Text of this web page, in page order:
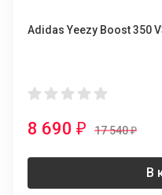
Adidas Yeezy Boost 350
8 690 ₽ 17 540₽
В